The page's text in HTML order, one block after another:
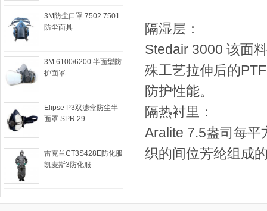
3M防尘口罩 7502 7501
防尘面具
3M 6100/6200 半面型防
护面罩
Elipse P3双滤盒防尘半
面罩 SPR 29...
雷克兰CT3S428E防化服
凯麦斯3防化服
隔湿层：
Stedair 3000 该面
殊工艺拉伸后的
防护性能。
隔热衬里：
Aralite 7.5盎司每平
织的间位芳纶组成